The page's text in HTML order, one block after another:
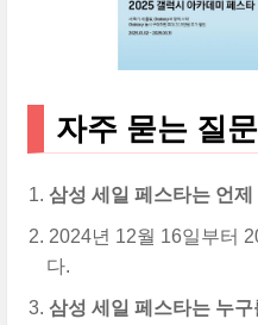
자주 묻는 질
삼성 세일 페스타는 언
2024년 12월 16일부터
다.
삼성 세일 페스타는 누